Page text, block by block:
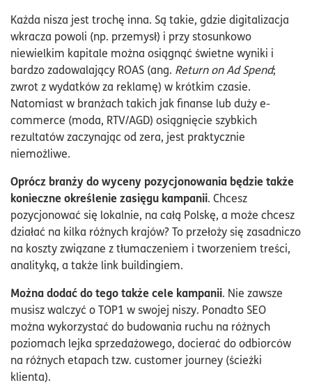
Każda nisza jest trochę inna. Są takie, gdzie digitalizacja
wkracza powoli (np. przemysł) i przy stosunkowo
niewielkim kapitale można osiągnąć świetne wyniki i
bardzo zadowalający ROAS (ang. Return on Ad Spend;
zwrot z wydatków za reklamę) w krótkim czasie.
Natomiast w branżach takich jak finanse lub duży e-
commerce (moda, RTV/AGD) osiągnięcie szybkich
rezultatów zaczynając od zera, jest praktycznie
niemożliwe.
Oprócz branży do wyceny pozycjonowania będzie także
konieczne określenie zasięgu kampanii. Chcesz
pozycjonować się lokalnie, na całą Polskę, a może chcesz
działać na kilka różnych krajów? To przełoży się zasadniczo
na koszty związane z tłumaczeniem i tworzeniem treści,
analityką, a także link buildingiem.
Można dodać do tego także cele kampanii. Nie zawsze
musisz walczyć o TOP1 w swojej niszy. Ponadto SEO
można wykorzystać do budowania ruchu na różnych
poziomach lejka sprzedażowego, docierać do odbiorców
na różnych etapach tzw. customer journey (ścieżki
klienta).